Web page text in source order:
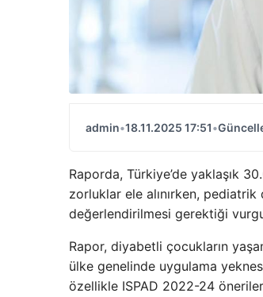
admin•18.11.2025 17:51•
Raporda, Türkiye’de yaklaşık
zorluklar ele alınırken,
değerlendirilmesi gerektiği
Rapor, diyabetli çocukların
ülke genelinde uygulama
özellikle ISPAD 2022-24